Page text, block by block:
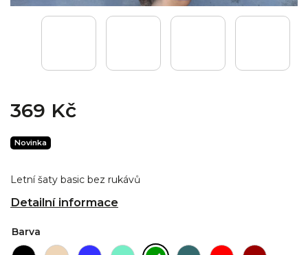
369 Kč
Letní šaty basic bez rukávů
Detailní informace
Novinka
Barva